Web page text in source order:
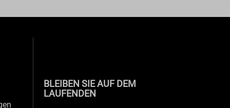
BLEIBEN SIE AUF DEM
LAUFENDEN